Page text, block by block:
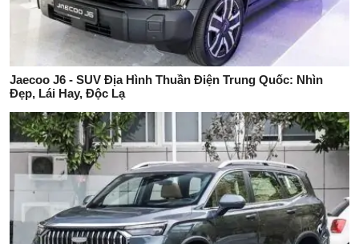
Jaecoo J6 - SUV Địa Hình Thuần Điện Trung Quốc: Nhìn
Đẹp, Lái Hay, Độc Lạ